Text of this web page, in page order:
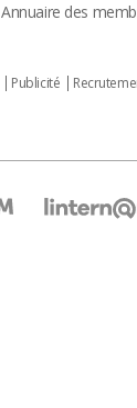
Annuaire des
Publicité